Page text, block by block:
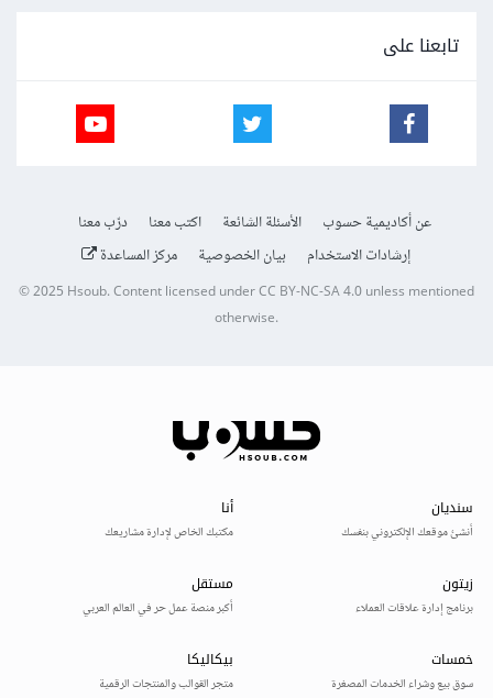
تابعنا على
عن أكاديمية حسوب الأسئلة الشائعة اكتب معنا
درّب معنا
إرشادات الاستخدام
بيان الخصوصية مركز المساعدة
© 2025Hsoub.Content licensed underCC BY-NC-SA 4.0unless mentioned
otherwise.